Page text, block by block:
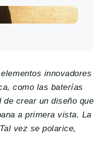
innovadores
como las baterías
crear un diseño que
a primera vista. La
vez se polarice,